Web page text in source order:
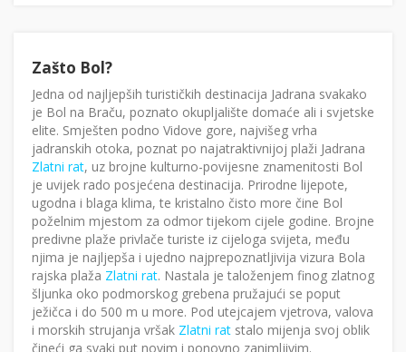
Zašto Bol?
Jedna od najljepših turističkih destinacija Jadrana svakako
je Bol na Braču, poznato okupljalište domaće ali i svjetske
elite. Smješten podno Vidove gore, najvišeg vrha
jadranskih otoka, poznat po najatraktivnijoj plaži Jadrana
Zlatni rat, uz brojne kulturno-povijesne znamenitosti Bol
je uvijek rado posjećena destinacija. Prirodne lijepote,
ugodna i blaga klima, te kristalno čisto more čine Bol
poželnim mjestom za odmor tijekom cijele godine. Brojne
predivne plaže privlače turiste iz cijeloga svijeta, među
njima je najljepša i ujedno najprepoznatljivija vizura Bola
rajska plaža Zlatni rat. Nastala je taloženjem finog zlatnog
šljunka oko podmorskog grebena pružajući se poput
ježičca i do 500 m u more. Pod utejcajem vjetrova, valova
i morskih strujanja vršak Zlatni rat stalo mijenja svoj oblik
čineći ga svaki put novim i ponovno zanimljivim.